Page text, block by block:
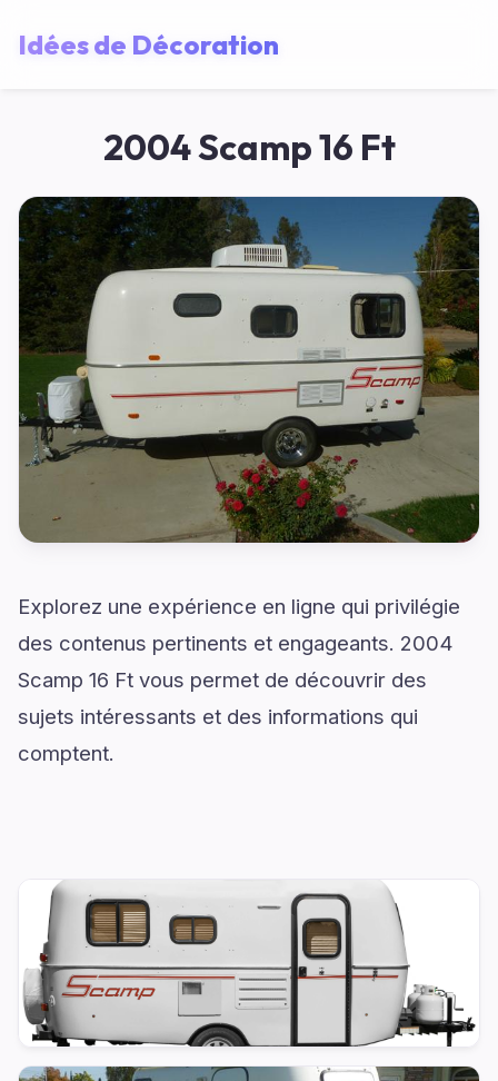
Idées de Décoration
2004 Scamp 16 Ft
Explorez une expérience en ligne qui privilégie
des contenus pertinents et engageants. 2004
Scamp 16 Ft vous permet de découvrir des
sujets intéressants et des informations qui
comptent.